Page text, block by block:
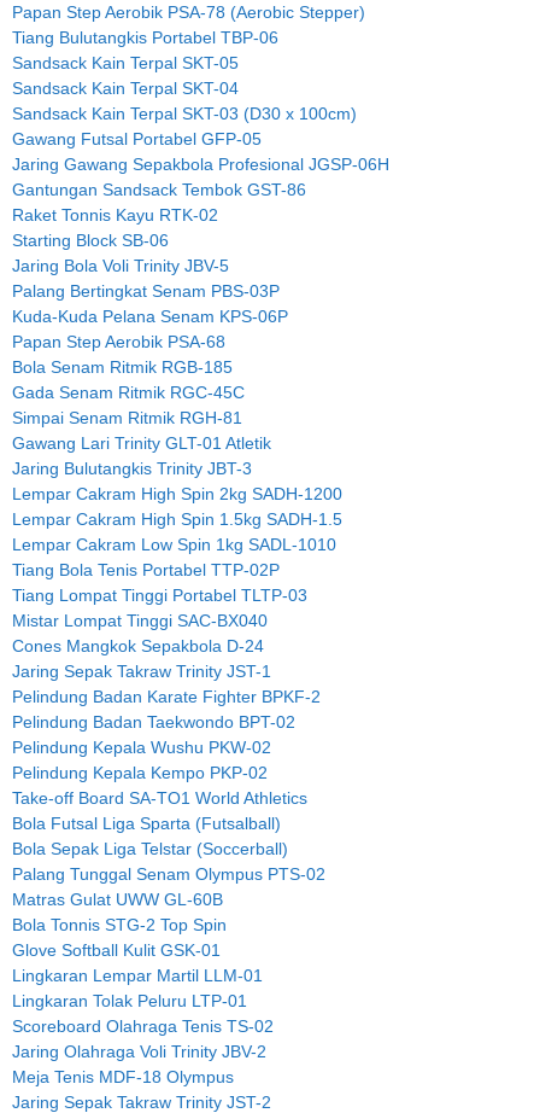
Papan Step Aerobik PSA-78 (Aerobic Stepper)
Tiang Bulutangkis Portabel TBP-06
Sandsack Kain Terpal SKT-05
Sandsack Kain Terpal SKT-04
Sandsack Kain Terpal SKT-03 (D30 x 100cm)
Gawang Futsal Portabel GFP-05
Jaring Gawang Sepakbola Profesional JGSP-06H
Gantungan Sandsack Tembok GST-86
Raket Tonnis Kayu RTK-02
Starting Block SB-06
Jaring Bola Voli Trinity JBV-5
Palang Bertingkat Senam PBS-03P
Kuda-Kuda Pelana Senam KPS-06P
Papan Step Aerobik PSA-68
Bola Senam Ritmik RGB-185
Gada Senam Ritmik RGC-45C
Simpai Senam Ritmik RGH-81
Gawang Lari Trinity GLT-01 Atletik
Jaring Bulutangkis Trinity JBT-3
Lempar Cakram High Spin 2kg SADH-1200
Lempar Cakram High Spin 1.5kg SADH-1.5
Lempar Cakram Low Spin 1kg SADL-1010
Tiang Bola Tenis Portabel TTP-02P
Tiang Lompat Tinggi Portabel TLTP-03
Mistar Lompat Tinggi SAC-BX040
Cones Mangkok Sepakbola D-24
Jaring Sepak Takraw Trinity JST-1
Pelindung Badan Karate Fighter BPKF-2
Pelindung Badan Taekwondo BPT-02
Pelindung Kepala Wushu PKW-02
Pelindung Kepala Kempo PKP-02
Take-off Board SA-TO1 World Athletics
Bola Futsal Liga Sparta (Futsalball)
Bola Sepak Liga Telstar (Soccerball)
Palang Tunggal Senam Olympus PTS-02
Matras Gulat UWW GL-60B
Bola Tonnis STG-2 Top Spin
Glove Softball Kulit GSK-01
Lingkaran Lempar Martil LLM-01
Lingkaran Tolak Peluru LTP-01
Scoreboard Olahraga Tenis TS-02
Jaring Olahraga Voli Trinity JBV-2
Meja Tenis MDF-18 Olympus
Jaring Sepak Takraw Trinity JST-2